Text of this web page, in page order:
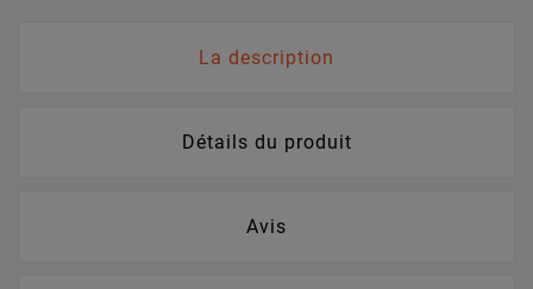
La description
Détails du produit
Avis